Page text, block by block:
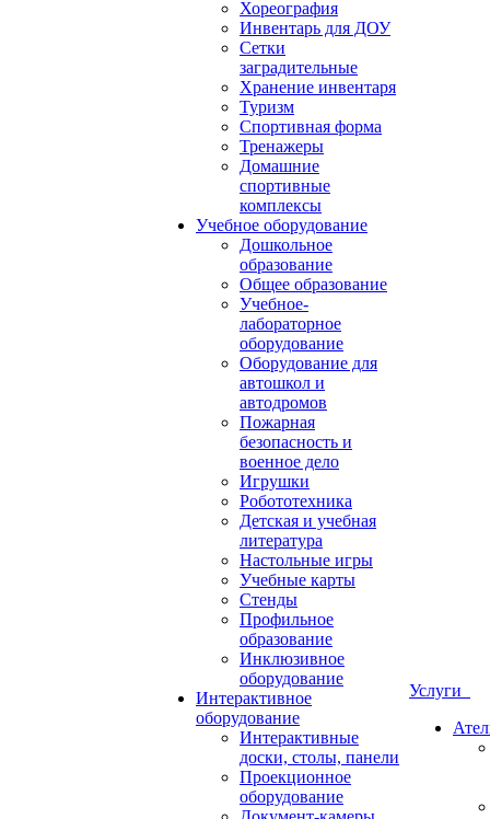
Хореография
Инвентарь для ДОУ
Сетки
заградительные
Хранение инвентаря
Туризм
Спортивная форма
Тренажеры
Домашние
спортивные
комплексы
Учебное оборудование
Дошкольное
образование
Общее образование
Учебное-
лабораторное
оборудование
Оборудование для
автошкол и
автодромов
Пожарная
безопасность и
военное дело
Игрушки
Робототехника
Детская и учебная
литература
Настольные игры
Учебные карты
Стенды
Профильное
образование
Инклюзивное
оборудование
Интерактивное
оборудование
Интерактивные
доски, столы, панели
Проекционное
оборудование
Услуги